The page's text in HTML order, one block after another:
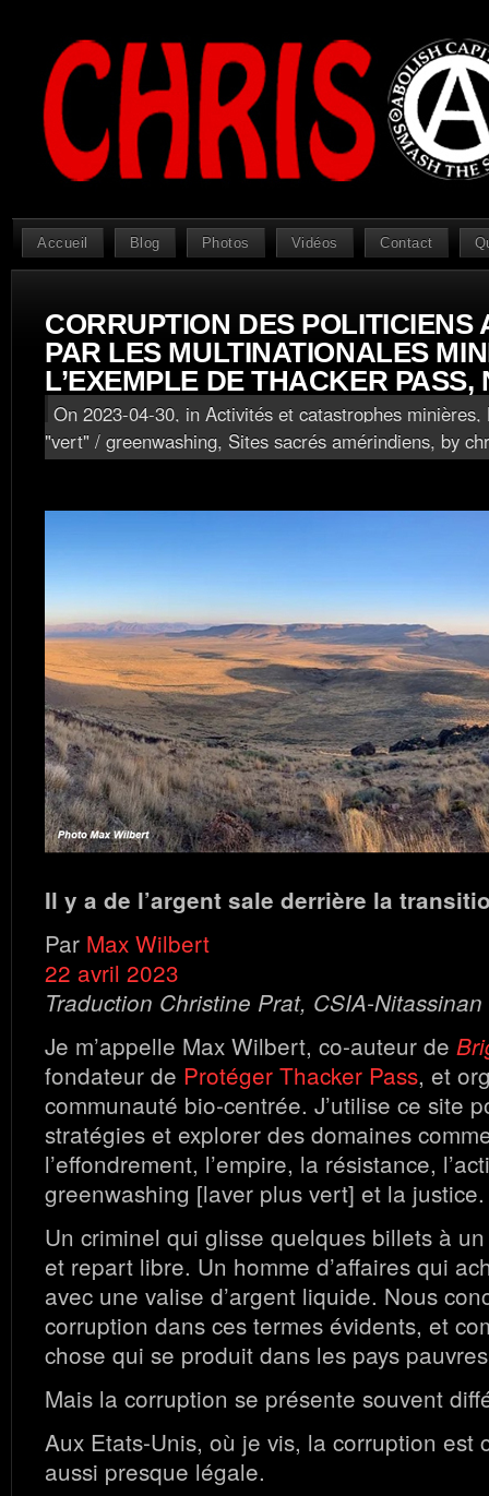
Accueil Blog Photos Vidéos Contact
CORRUPTION DES POLITICIENS
PAR LES MULTINATIONALES
L’EXEMPLE DE THACKER PASS,
On 2023-04-30, in Activités et catastrophes minières,
"vert" / greenwashing, Sites sacrés amérindiens, by
Il y a de l’argent sale derrière la
Par Max Wilbert
22 avril 2023
Traduction Christine Prat, CSIA-Nitassinan
Je m’appelle Max Wilbert, co-auteur de
fondateur de Protéger Thacker Pass, et
communauté bio-centrée. J’utilise ce site
stratégies et explorer des domaines
l’effondrement, l’empire, la résistance,
greenwashing [laver plus vert] et la
Un criminel qui glisse quelques billets à
et repart libre. Un homme d’affaires qui
avec une valise d’argent liquide. Nous
corruption dans ces termes évidents, et
chose qui se produit dans les pays
Mais la corruption se présente souvent
Aux Etats-Unis, où je vis, la corruption est
aussi presque légale.